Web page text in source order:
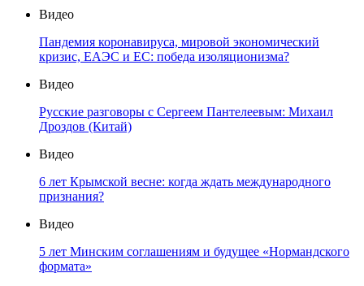
Видео
Пандемия коронавируса, мировой экономический
кризис, ЕАЭС и ЕС: победа изоляционизма?
Видео
Русские разговоры с Сергеем Пантелеевым: Михаил
Дроздов (Китай)
Видео
6 лет Крымской весне: когда ждать международного
признания?
Видео
5 лет Минским соглашениям и будущее «Нормандского
формата»